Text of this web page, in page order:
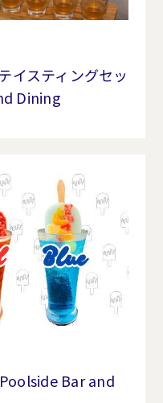
イスティングセッ
Dining
Bar and